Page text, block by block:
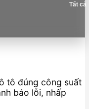
Tất cả
tô đúng công suất
báo lỗi, nhấp